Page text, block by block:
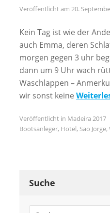
Veröffentlicht am 20.
Kein Tag ist wie der
auch Emma, deren
morgen gegen 3 uhr
dann um 9 Uhr wach
Waschlappen –
wir sonst keine
Veröffentlicht in Madeira 2017
Bootsanleger, Hotel, Sao Jorge,
Suche